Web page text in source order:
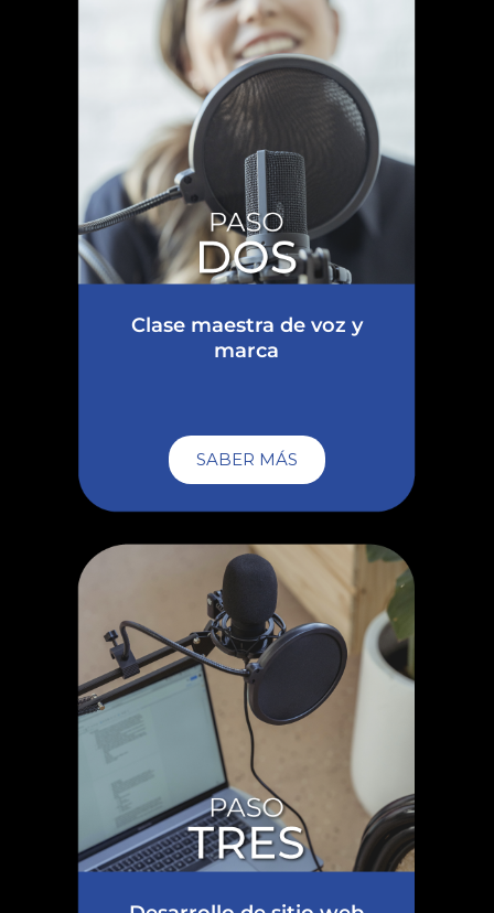
Clase maestra de voz y
marca
SABER MÁS